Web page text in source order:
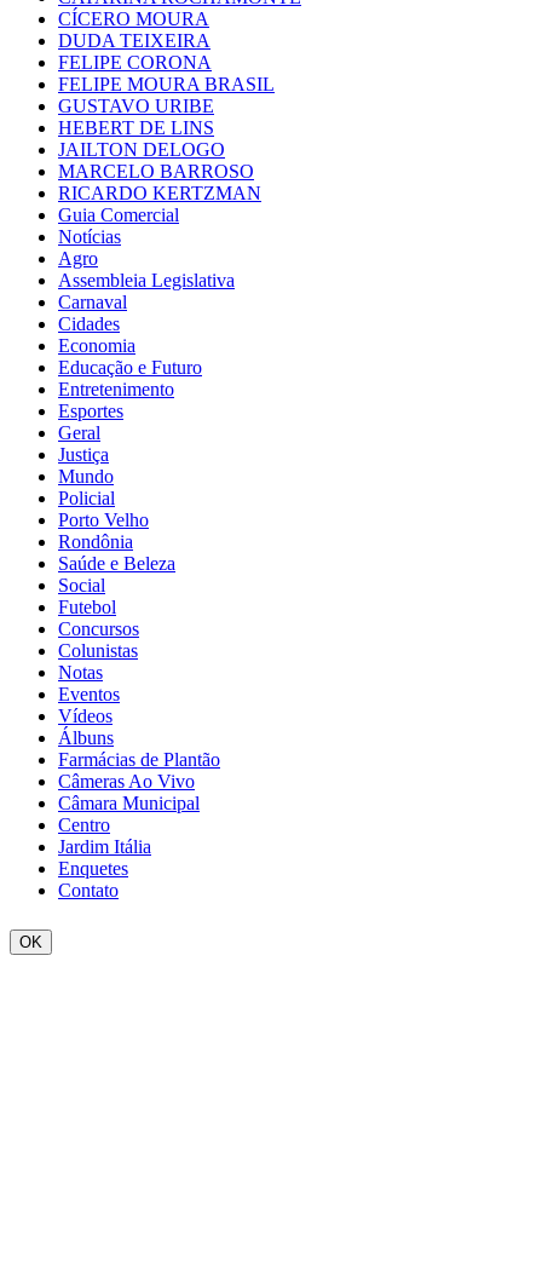
CÍCERO MOURA
DUDA TEIXEIRA
FELIPE CORONA
FELIPE MOURA BRASIL
GUSTAVO URIBE
HEBERT DE LINS
JAILTON DELOGO
MARCELO BARROSO
RICARDO KERTZMAN
Guia Comercial
Notícias
Agro
Assembleia Legislativa
Carnaval
Cidades
Economia
Educação e Futuro
Entretenimento
Esportes
Geral
Justiça
Mundo
Policial
Porto Velho
Rondônia
Saúde e Beleza
Social
Futebol
Concursos
Colunistas
Notas
Eventos
Vídeos
Álbuns
Farmácias de Plantão
Câmeras Ao Vivo
Câmara Municipal
Centro
Jardim Itália
Enquetes
Contato
OK